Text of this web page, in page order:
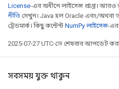
License-এর অধীনে লাইসেন্স প্রাপ্ত। আরও
নীতি দেখুন। Java হল Oracle এবং/অথবা
ট্রেডমার্ক। কিছু কন্টেন্ট NumPy লাইসেন্স-এর
2025-07-27 UTC-তে শেষবার আপডেট করা
সবসময় যুক্ত থাকুন